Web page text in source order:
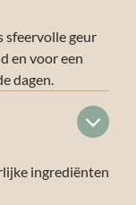
sfeervolle geur
en voor een
dagen.
ingrediënten